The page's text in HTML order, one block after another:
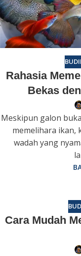
Rahasia
Bekas
Meskipun galon
memelihara ikan,
wadah yang
Cara Mudah